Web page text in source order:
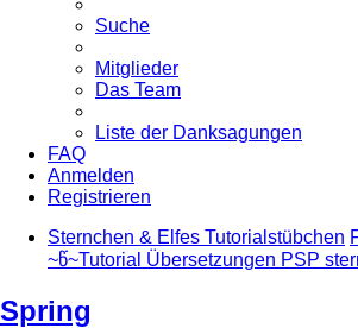
Suche
Mitglieder
Das Team
Liste der Danksagungen
FAQ
Anmelden
Registrieren
Sternchen & Elfes Tutorialstübchen
~წ~Tutorial Übersetzungen PSP
Spring